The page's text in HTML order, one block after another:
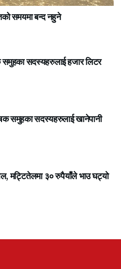
समयमा बन्द नहुने
समुहका सदस्यहरुलाई हजार लिटर
समुहका सदस्यहरुलाई खानेपानी
मट्टितेलमा ३० रुपैयाँले भाउ घट्यो